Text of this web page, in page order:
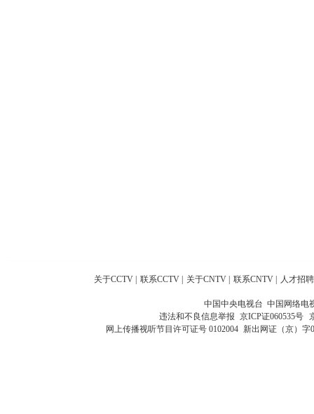
关于CCTV 联系CCTV 关于CNTV 联系CNTV 人才招聘
中国中央电视台 中国网络电
违法和不良信息举报 京ICP证060535号
网上传播视听节目许可证号 0102004 新出网证（京）